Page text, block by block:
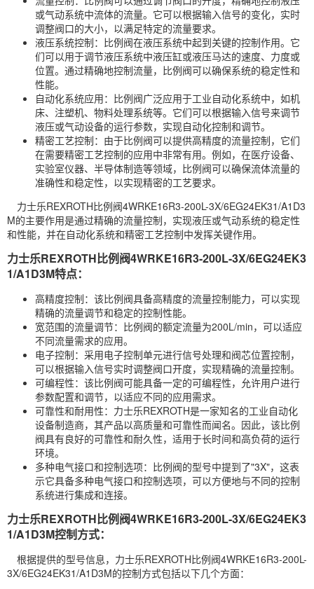
或气动系统中流体的流量。它可以根据输入信号的变化，实时
调整阀口的大小，以满足特定的流量要求。
液压系统控制：比例阀在液压系统中起到关键的控制作用。它
们可以用于调节液压系统中液压缸或液压马达的速度、力度或
位置。通过精确地控制流量，比例阀可以确保系统的稳定性和
性能。
自动化系统应用：比例阀广泛应用于工业自动化系统中，如机
床、注塑机、物料处理系统等。它们可以根据输入信号来调节
液压或气动设备的运行参数，实现自动化控制和调节。
精密工艺控制：由于比例阀可以提供高精度的流量控制，它们
在需要精密工艺控制的应用中非常有用。例如，在医疗设备、
实验室仪器、半导体制造等领域，比例阀可以确保流体流量的
准确性和稳定性，以实现精密的工艺要求。
力士乐REXROTH比例阀4WRKE16R3-200L-3X/6EG24EK31/A1D3
M的主要作用是通过精确的流量控制，实现液压或气动系统的稳定性
和性能，并在自动化系统和精密工艺控制中发挥关键作用。
力士乐REXROTH比例阀4WRKE16R3-200L-3X/6EG24EK3
1/A1D3M特点：
高精度控制：该比例阀具备高精度的流量控制能力，可以实现
精确的流量调节和稳定的控制性能。
宽范围的流量调节：比例阀的额定流量为200L/min，可以适应
不同流量需求的应用。
电子控制：采用电子控制单元进行信号处理和阀芯位置控制，
可以根据输入信号实时调整阀口开度，实现精确的流量控制。
可编程性：该比例阀可能具备一定的可编程性，允许用户进行
参数配置和调节，以适应不同的应用需求。
可靠性和耐用性：力士乐REXROTH是一家知名的工业自动化
设备制造商，其产品以高质量和可靠性而闻名。因此，该比例
阀具有良好的可靠性和耐久性，适用于长时间和高负荷的运行
环境。
多种电气接口和控制选项：比例阀的型号中提到了"3X"，这表
示它具备多种电气接口和控制选项，可以方便地与不同的控制
系统进行集成和连接。
力士乐REXROTH比例阀4WRKE16R3-200L-3X/6EG24EK3
1/A1D3M控制方式：
根据提供的型号信息，力士乐REXROTH比例阀4WRKE16R3-200L-
3X/6EG24EK31/A1D3M的控制方式包括以下几个方面：